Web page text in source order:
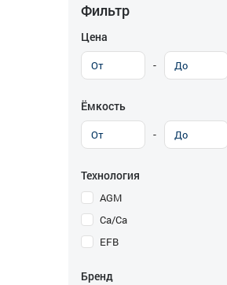
Фильтр
Цена
-
Ёмкость
-
Технология
AGM
Ca/Ca
EFB
Бренд